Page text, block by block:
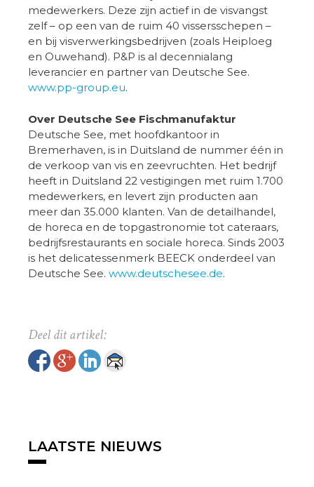
medewerkers. Deze zijn actief in de visvangst
zelf – op een van de ruim 40 vissersschepen –
en bij visverwerkingsbedrijven (zoals Heiploeg
en Ouwehand). P&P is al decennialang
leverancier en partner van Deutsche See.
www.pp-group.eu.
Over Deutsche See Fischmanufaktur
Deutsche See, met hoofdkantoor in
Bremerhaven, is in Duitsland de nummer één in
de verkoop van vis en zeevruchten. Het bedrijf
heeft in Duitsland 22 vestigingen met ruim 1.700
medewerkers, en levert zijn producten aan
meer dan 35.000 klanten. Van de detailhandel,
de horeca en de topgastronomie tot cateraars,
bedrijfsrestaurants en sociale horeca. Sinds 2003
is het delicatessenmerk BEECK onderdeel van
Deutsche See. www.deutschesee.de.
LAATSTE NIEUWS